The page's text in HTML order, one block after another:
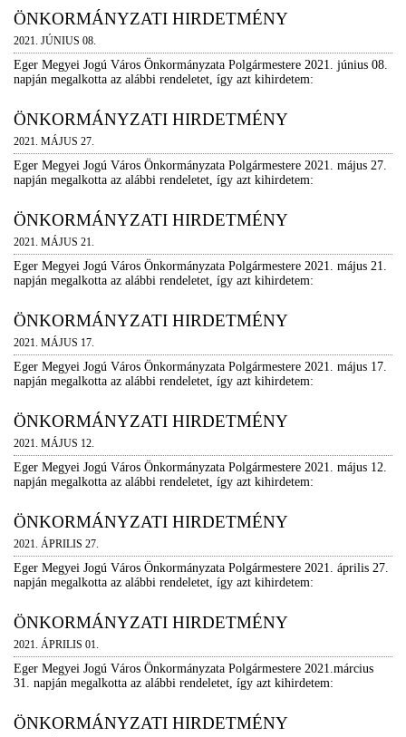
ÖNKORMÁNYZATI HIRDETMÉNY
2021. JÚNIUS 08.
Eger Megyei Jogú Város Önkormányzata Polgármestere 2021. június 08.
napján megalkotta az alábbi rendeletet, így azt kihirdetem:
ÖNKORMÁNYZATI HIRDETMÉNY
2021. MÁJUS 27.
Eger Megyei Jogú Város Önkormányzata Polgármestere 2021. május 27.
napján megalkotta az alábbi rendeletet, így azt kihirdetem:
ÖNKORMÁNYZATI HIRDETMÉNY
2021. MÁJUS 21.
Eger Megyei Jogú Város Önkormányzata Polgármestere 2021. május 21.
napján megalkotta az alábbi rendeletet, így azt kihirdetem:
ÖNKORMÁNYZATI HIRDETMÉNY
2021. MÁJUS 17.
Eger Megyei Jogú Város Önkormányzata Polgármestere 2021. május 17.
napján megalkotta az alábbi rendeletet, így azt kihirdetem:
ÖNKORMÁNYZATI HIRDETMÉNY
2021. MÁJUS 12.
Eger Megyei Jogú Város Önkormányzata Polgármestere 2021. május 12.
napján megalkotta az alábbi rendeletet, így azt kihirdetem:
ÖNKORMÁNYZATI HIRDETMÉNY
2021. ÁPRILIS 27.
Eger Megyei Jogú Város Önkormányzata Polgármestere 2021. április 27.
napján megalkotta az alábbi rendeletet, így azt kihirdetem:
ÖNKORMÁNYZATI HIRDETMÉNY
2021. ÁPRILIS 01.
Eger Megyei Jogú Város Önkormányzata Polgármestere 2021.március
31. napján megalkotta az alábbi rendeletet, így azt kihirdetem:
ÖNKORMÁNYZATI HIRDETMÉNY